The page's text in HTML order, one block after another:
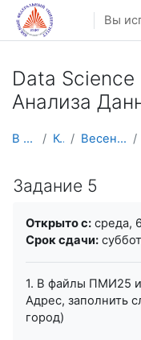
Перейти к основному
Вы
Data
Анализа
В начало Курсы Весенний семестр
Задание 5
Открыто с: среда,
Срок сдачи:
1. В файлы ПМИ25
Адрес, заполнить
город)